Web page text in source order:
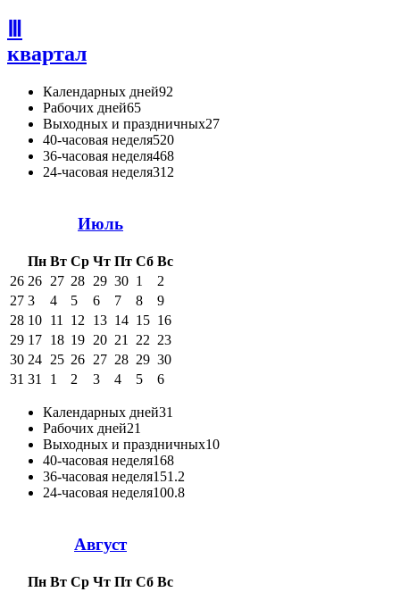
квартал
Календарных дней92
Рабочих дней65
Выходных и праздничных27
40-часовая неделя520
36-часовая неделя468
24-часовая неделя312
Июль
Пн Вт Ср Чт Пт Сб Вс
26 26 27 28 29 30 1
2
27 3 4 5 6 7 8
9
28 10 11 12 13 14 15 16
29 17 18 19 20 21 22 23
30 24 25 26 27 28 29 30
31 31 1 2 3 4 5 6
Календарных дней31
Рабочих дней21
Выходных и праздничных10
40-часовая неделя168
36-часовая неделя151.2
24-часовая неделя100.8
Август
Пн Вт Ср Чт Пт Сб Вс